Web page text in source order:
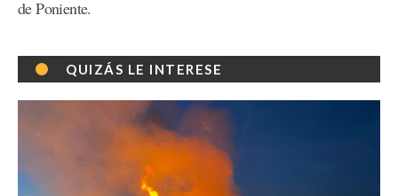
de Poniente.
QUIZÁS LE INTERESE